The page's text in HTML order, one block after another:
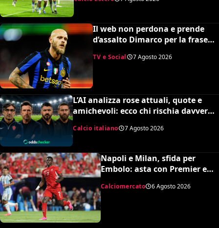
pregiati
Il web non perdona e prende
d’assalto Dimarco per la frase
TV e Social 7 Agosto 2026
L’AI analizza rose attuali, quote e
amichevoli: ecco chi rischia davvero
un’insospettabile
Calcio italiano 7 Agosto 2026
Napoli e Milan, sfida per
Embolo: asta con Premier e
MLS, il prezzo
Calciomercato 6 Agosto 2026